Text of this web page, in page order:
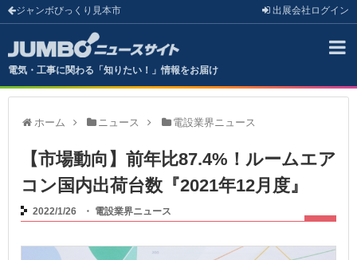
ジャンボびっくり見本市 出展会社 ログイン
電気・工事に関わる「知りたい！」情報をお届け
ホーム ニュース 電設業界ニュース
【市場動向】前年比87.4%！ルームエア
コン国内出荷台数『2021年12月度』
2022/1/26 ・ 電設業界ニュース